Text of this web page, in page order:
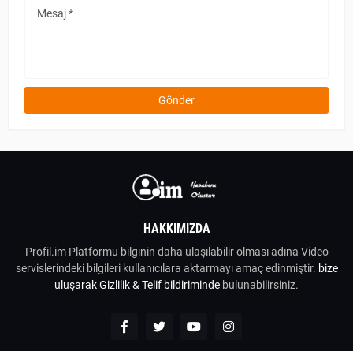
HAKKIMIZDA
Profil.im Platformu bilginin daha ulaşılabilir olması adına Video
servislerindeki bilgileri kullanıcılara aktarmayı amaç edinmiştir. bize
uluşarakGizlilik & Telif bildiriminde bulunabilirsiniz.